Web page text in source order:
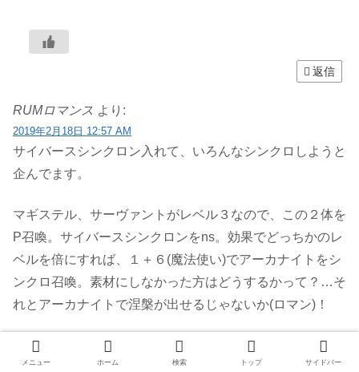
返信
RUMロマンス より:
2019年2月18日 12:57 AM
サイバースシンクロン入れて、いろんなシンクロしようと
企んでます。
マギステル、サーヴァントがレベル３なので、この２体を
P召喚。サイバースシンクロンをns。効果でどっちかのレ
ベルを倍にすれば、１＋６(魔法使い)でアーカナイトをシ
ンクロ召喚。素材にしなかった方はどうするかって？…そ
れとアーカナイトで涅槃が出せるじゃないか(ロマン)！
レベル倍効果使わずとも、エンプレスや魔導王とでイグニ
スターも出せ、自身を倍にしてアブダクターと合わせれば
メニュー ホーム 検索 トップ サイドバー